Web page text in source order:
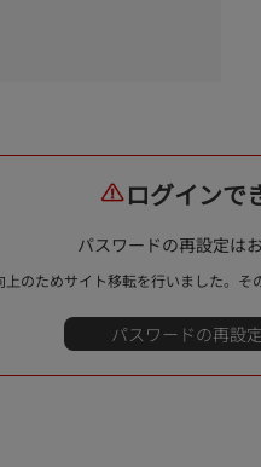
ログインで
パスワードの再設定は
のためサイト移転を行いました。そ